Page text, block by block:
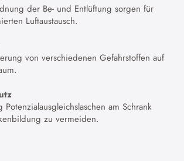
der Be- und Entlüftung sorgen für
Luftaustausch.
von verschiedenen Gefahrstoffen auf
Potenzialausgleichslaschen am Schrank
zu vermeiden.